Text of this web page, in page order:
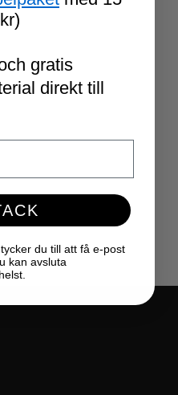
gratis
direkt till
du till att få e-post
kan avsluta